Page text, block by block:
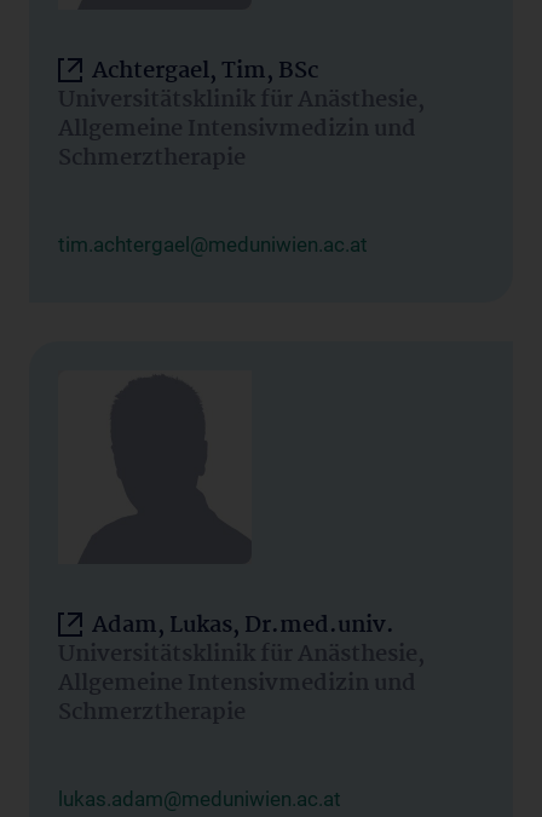
Achtergael, Tim, BSc
Universitätsklinik für Anästhesie,
Allgemeine Intensivmedizin und
Schmerztherapie
tim.achtergael@meduniwien.ac.at
Adam, Lukas, Dr.med.univ.
Universitätsklinik für Anästhesie,
Allgemeine Intensivmedizin und
Schmerztherapie
lukas.adam@meduniwien.ac.at